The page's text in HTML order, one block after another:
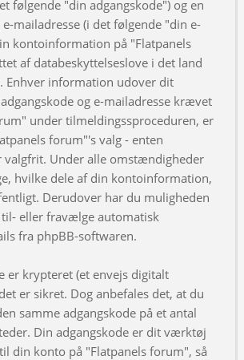
følgende "din adgangskode") og en
mailadresse (i det følgende "din e-
kontoinformation på "Flatpanels
af databeskyttelseslove i det land
Enhver information udover dit
og e-mailadresse krævet
under tilmeldingssproceduren, er
forum"'s valg - enten
valgfrit. Under alle omstændigheder
hvilke dele af din kontoinformation,
Derudover har du muligheden
eller fravælge automatisk
fra phpBB-softwaren.
er krypteret (et envejs digitalt
er sikret. Dog anbefales det, at du
samme adgangskode på et antal
Din adgangskode er dit værktøj
din konto på "Flatpanels forum", så